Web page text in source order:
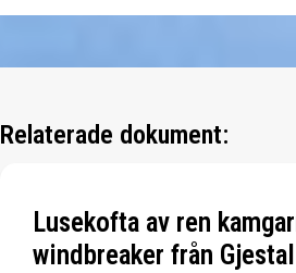
Relaterade dokument:
Lusekofta av ren
windbreaker från Gjestal